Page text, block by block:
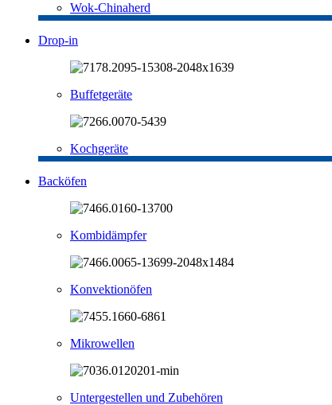
Wok-Chinaherd
Drop-in
Buffetgeräte
Kochgeräte
Backöfen
Kombidämpfer
Konvektionöfen
Mikrowellen
Untergestellen und Zubehören